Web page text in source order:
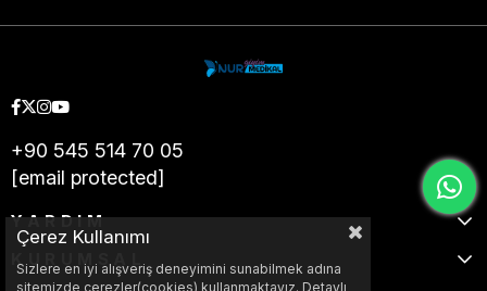
+90 545 514 70 05
[email protected]
YARDIM
Çerez Kullanımı
Sizlere en iyi alışveriş deneyimini sunabilmek adına
sitemizde çerezler(cookies) kullanmaktayız. Detaylı